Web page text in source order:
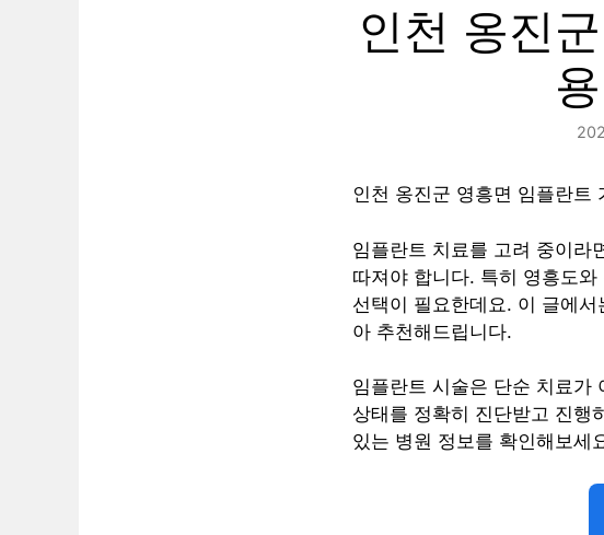
인천 옹진
인천 옹진군 영흥면 임플란트
임플란트 치료를 고려 중이라
따져야 합니다. 특히 영흥도
선택이 필요한데요. 이 글에
아 추천해드립니다.
임플란트 시술은 단순 치료가
상태를 정확히 진단받고 진행
있는 병원 정보를 확인해보세